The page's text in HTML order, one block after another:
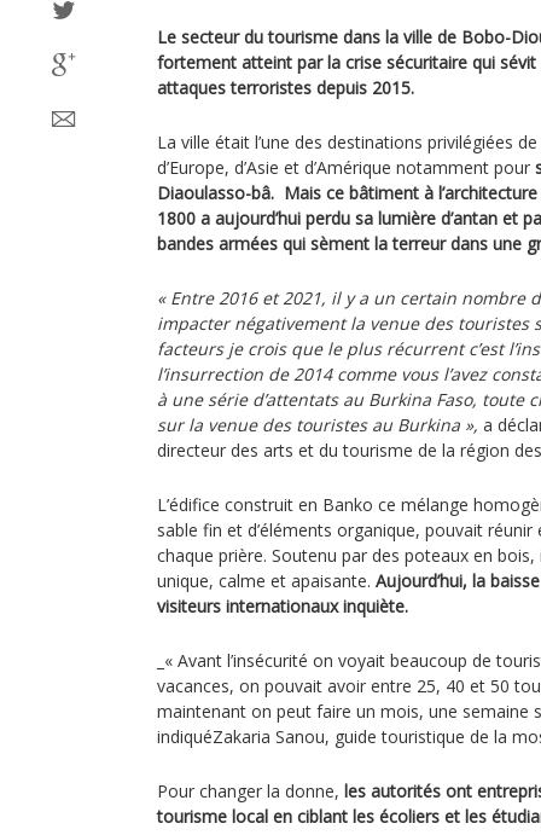
Le secteur du tourisme dans la ville de Bobo-
fortement atteint par la crise sécuritaire qui
attaques terroristes depuis 2015.
La ville était l’une des destinations privilégiées
d’Europe, d’Asie et d’Amérique notamment pour
Diaoulasso-bâ. Mais ce bâtiment à
1800 a aujourd’hui perdu sa lumière d’antan et
bandes armées qui sèment la terreur dans une
« Entre 2016 et 2021, il y a un certain nombre
impacter négativement la venue des touristes
facteurs je crois que le plus récurrent c’est
l’insurrection de 2014 comme vous l’avez
à une série d’attentats au Burkina Faso, toute
sur la venue des touristes au Burkina », a
directeur des arts et du tourisme de la région
L’édifice construit en Banko ce mélange
sable fin et d’éléments organique, pouvait
chaque prière. Soutenu par des poteaux en
unique, calme et apaisante. Aujourd’hui, la
visiteurs internationaux inquiète.
_« Avant l’insécurité on voyait beaucoup de
vacances, on pouvait avoir entre 25, 40 et 50
maintenant on peut faire un mois, une semaine
indiquéZakaria Sanou, guide touristique de la
Pour changer la donne, les autorités ont
tourisme local en ciblant les écoliers et les